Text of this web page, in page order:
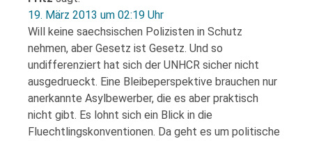
19. März 2013 um 02:19 Uhr
Will keine saechsischen Polizisten in Schutz
nehmen, aber Gesetz ist Gesetz. Und so
undifferenziert hat sich der UNHCR sicher nicht
ausgedrueckt. Eine Bleibeperspektive brauchen nur
anerkannte Asylbewerber, die es aber praktisch
nicht gibt. Es lohnt sich ein Blick in die
Fluechtlingskonventionen. Da geht es um politische